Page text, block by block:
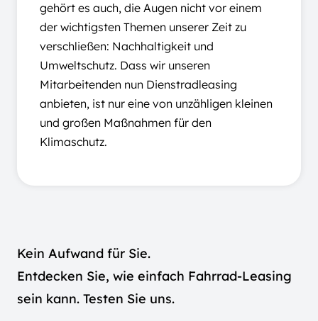
gehört es auch, die Augen nicht vor einem
der wichtigsten Themen unserer Zeit zu
verschließen: Nachhaltigkeit und
Umweltschutz. Dass wir unseren
Mitarbeitenden nun Dienstradleasing
anbieten, ist nur eine von unzähligen kleinen
und großen Maßnahmen für den
Klimaschutz.
Kein Aufwand für Sie.
Entdecken Sie, wie einfach Fahrrad-Leasing
sein kann. Testen Sie uns.